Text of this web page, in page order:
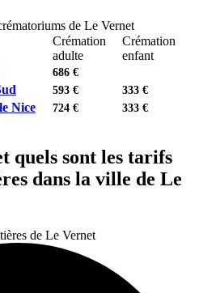
de Le Vernet
Crémation
adulte
Crémation
enfant
686 €
593 € 333 €
Nice
724 € 333 €
quels sont les tarifs
dans la ville de Le
de Le Vernet